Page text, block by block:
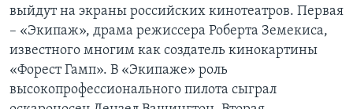
ДЕТАЛИ
НЬЮ-ЙОРК NEW YORK
АМЕРИКА. БОЛЬШОЕ ПУТЕШЕСТВИЕ
АМЕРИКАНСКИЕ ГОРОДКИ
ТЕСТЫ
УЧИМ АНГЛИЙСКИЙ
ВИДЕО
ПОДПИСКА НА НОВОСТИ
выйдут на экраны российских кинотеатров. Первая
– «Экипаж», драма режиссера Роберта Земекиса,
известного многим как создатель кинокартины
«Форест Гамп». В «Экипаже» роль
высокопрофессионального пилота сыграл